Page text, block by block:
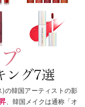
の韓国アーティストの影
、韓国メイクは通称「オ